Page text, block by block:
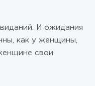
И ожидания
как у женщины,
свои